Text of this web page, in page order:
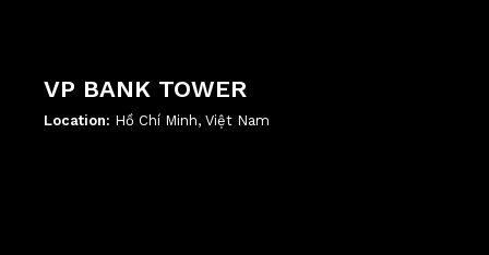
VP BANK TOWER
Location: Hồ Chí Minh, Việt Nam